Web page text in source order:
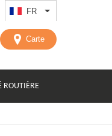
FR Lister les actions
Carte
ROUTIÈRE